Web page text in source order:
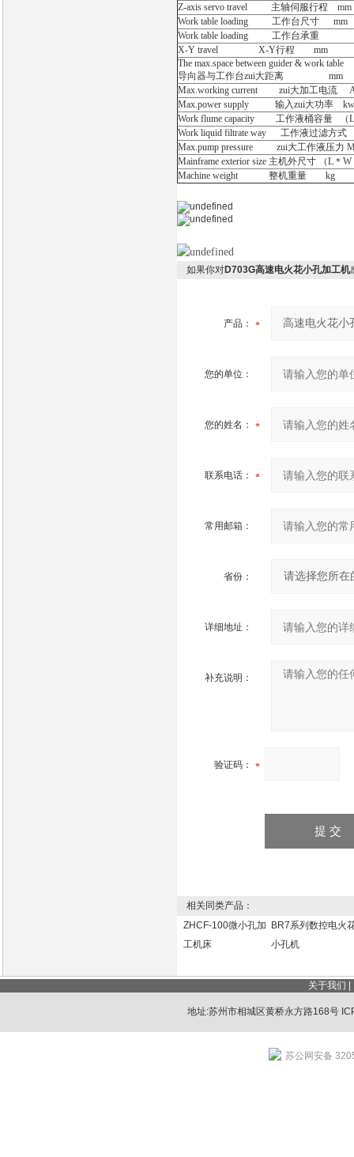
Z-axis servo travel 主轴伺服行程 mm
Work table loading 工作台尺寸 mm
Work table loading 工作台承重
X-Y travel X-Y行程 mm
The max.space between guider & work table
导向器与工作台zui大距离 mm
Max.working current zui大加工电流
Max.power supply 输入zui大功率 kw
Work flume capacity 工作液桶容量 （
Work liquid filtrate way 工作液过滤方式
Max.pump pressure zui大工作液压力
Mainframe exterior size 主机外尺寸 （L＊
Machine weight 整机重量 kg
如果你对D703G高速电火花小孔加工机
产品：
您的单位：
您的姓名：
联系电话：
常用邮箱：
省份：
详细地址：
补充说明：
验证码：
相关同类产品：
ZHCF-100微小孔加
工机床
BR7系列数控电火
小孔机
关于我们
地址:苏州市相城区黄桥永方路168号
苏公网安备